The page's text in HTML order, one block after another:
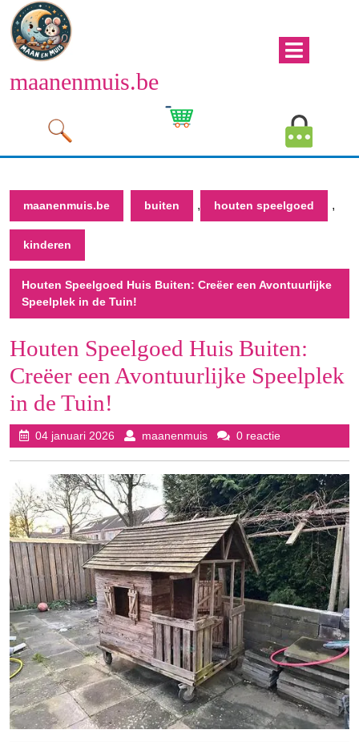
Naar
de
inhoud
maanenmuis.be
Winkelwagen
maanenmuis.be buiten , houten speelgoed ,
kinderen
Houten Speelgoed Huis Buiten: Creëer een Avontuurlijke
Speelplek in de Tuin!
Houten Speelgoed Huis Buiten:
Creëer een Avontuurlijke Speelplek
in de Tuin!
04 januari 2026 04
januari
maanenmuismaanenmuis
0 reactie